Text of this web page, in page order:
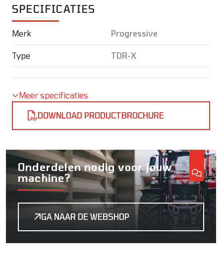
SPECIFICATIES
Merk Progressive
Type TDR-X
Meer specificaties
DOWNLOAD PRODUCTBROCHURE
Onderdelen nodig voor jouw
machine?
GA NAAR DE WEBSHOP